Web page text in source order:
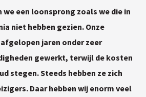
een loonsprong zoals we die in
niet hebben gezien. Onze
jaren onder zeer
gewerkt, terwijl de kosten
stegen. Steeds hebben ze zich
Daar hebben wij enorm veel